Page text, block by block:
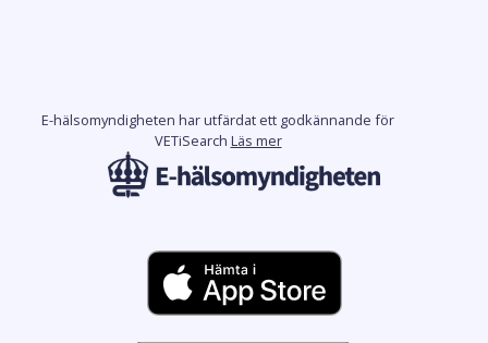
E-hälsomyndigheten har utfärdat ett godkännande för
VETiSearch Läs mer